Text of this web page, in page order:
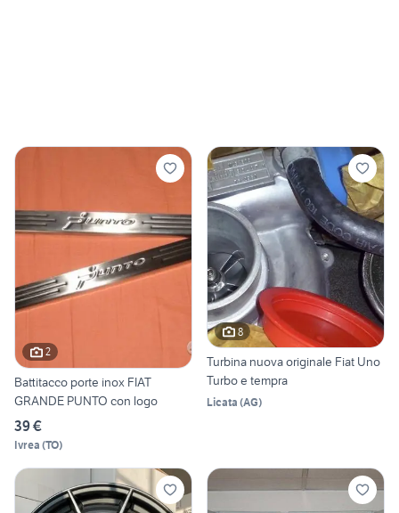
2
Battitacco porte inox FIAT
GRANDE PUNTO con logo
39 €
Ivrea (TO)
8
Turbina nuova originale Fiat Uno
Turbo e tempra
Licata (AG)